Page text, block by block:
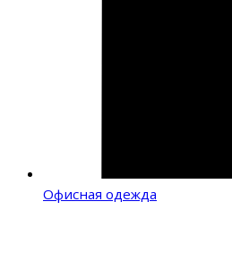
Офисная одежда